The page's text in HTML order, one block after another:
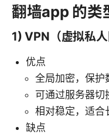
翻墙app 的类
1) VPN（虚拟私人
优点
全局加密，保护
可通过服务器切
相对稳定，适合
缺点